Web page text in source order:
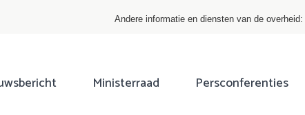
Andere informatie en diensten van de overheid:
Ministerraad Persconferenties